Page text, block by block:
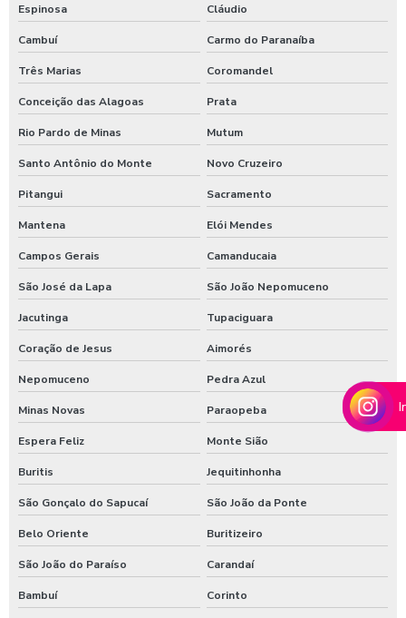
Shampoozeira eletrônica
Shampoozeira onde comprar
Shampoozeira pneumática
Shampoozeira profissional
Shampoozeira sao paulo
Shampoozeira em sp
Shampoozeira valor
Shampoozeira a venda
Sistema de lavagem para agro
Sistema de lavagem para agroindústria
Sulfato de alumínio para tratamento de água
Sulfato de alumínio tratamento de efluente
Tarifador de banho para praia
Espinosa Cláudio
Cambuí Carmo do Paranaíba
Três Marias Coromandel
Conceição das Alagoas Prata
Rio Pardo de Minas Mutum
Santo Antônio do Monte Novo Cruzeiro
Pitangui Sacramento
Mantena Elói Mendes
Campos Gerais Camanducaia
São José da Lapa São João Nepomuceno
Jacutinga Tupaciguara
Coração de Jesus Aimorés
Nepomuceno Pedra Azul
Minas Novas Paraopeba
Espera Feliz Monte Sião
Buritis Jequitinhonha
São Gonçalo do Sapucaí São João da Ponte
Belo Oriente Buritizeiro
São João do Paraíso Carandaí
Bambuí Corinto